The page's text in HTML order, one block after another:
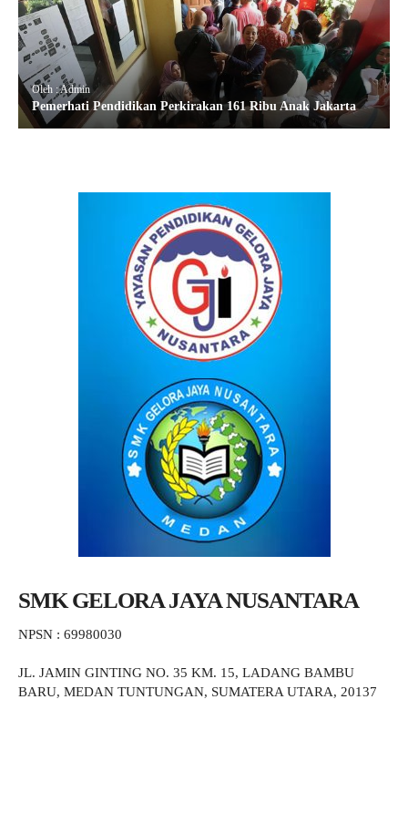
Oleh : Admin
Pemerhati Pendidikan Perkirakan 161 Ribu Anak Jakarta
SMK GELORA JAYA NUSANTARA
NPSN : 69980030
JL. JAMIN GINTING NO. 35 KM. 15, LADANG BAMBU
BARU, MEDAN TUNTUNGAN, SUMATERA UTARA, 20137